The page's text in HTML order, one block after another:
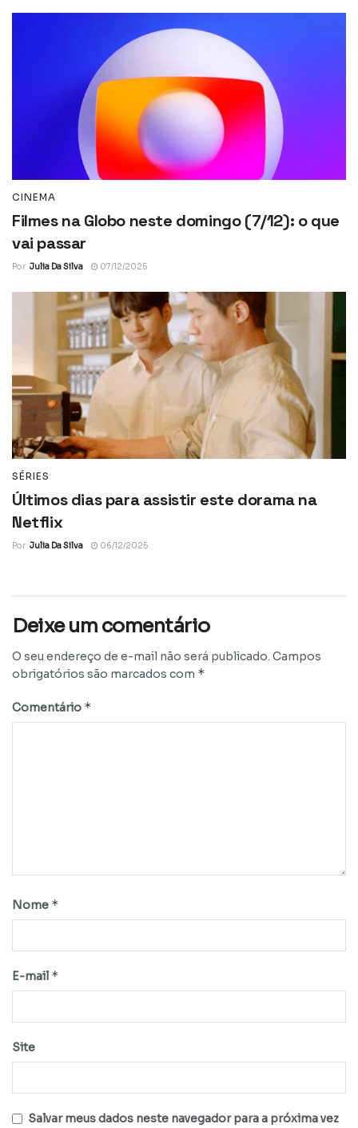
CINEMA
Filmes na Globo neste domingo (7/12): o que
vai passar
Por Julia Da Silva 07/12/2025
SÉRIES
Últimos dias para assistir este dorama na
Netflix
Por Julia Da Silva 06/12/2025
Deixe um comentário
O seu endereço de e-mail não será publicado. Campos
obrigatórios são marcados com *
Comentário *
Nome *
E-mail *
Site
Salvar meus dados neste navegador para a próxima vez